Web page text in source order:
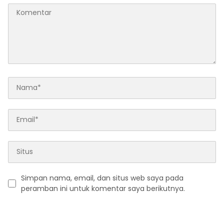
Simpan nama, email, dan situs web saya pada
peramban ini untuk komentar saya berikutnya.